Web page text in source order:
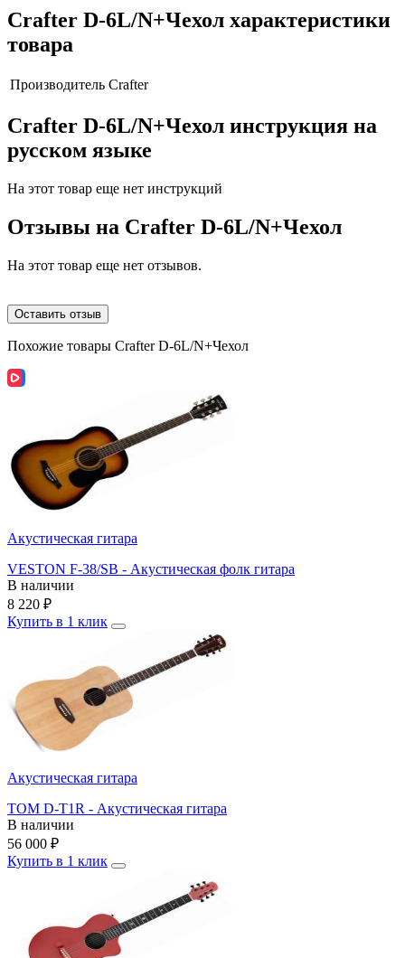
Crafter D-6L/N+Чехол характеристики
товара
Производитель Crafter
Crafter D-6L/N+Чехол инструкция на
русском языке
На этот товар еще нет инструкций
Отзывы на Crafter D-6L/N+Чехол
На этот товар еще нет отзывов.
Оставить отзыв
Похожие товары Crafter D-6L/N+Чехол
Акустическая гитара
VESTON F-38/SB - Акустическая фолк гитара
В наличии
8 220 ₽
Купить в 1 клик
Акустическая гитара
TOM D-T1R - Акустическая гитара
В наличии
56 000 ₽
Купить в 1 клик